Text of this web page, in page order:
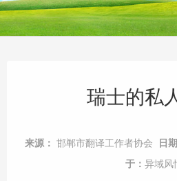
瑞士的私
来源： 邯郸市翻译工作者协会 日
于： 异域风